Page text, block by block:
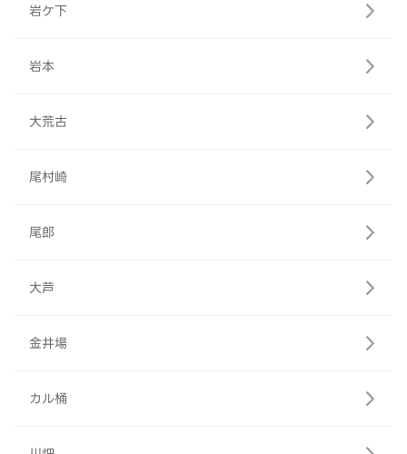
岩ケ下
岩本
大荒古
尾村崎
尾郎
大芦
金井場
カル桶